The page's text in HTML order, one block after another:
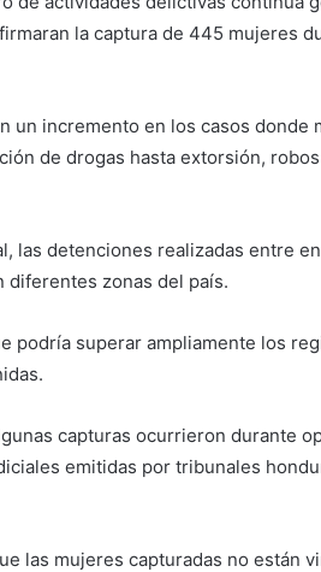
la captura de 445 mujeres
un incremento en los casos donde
de drogas hasta extorsión,
las detenciones realizadas entre
diferentes zonas del país.
podría superar ampliamente los
capturas ocurrieron durante
emitidas por tribunales
las mujeres capturadas no están